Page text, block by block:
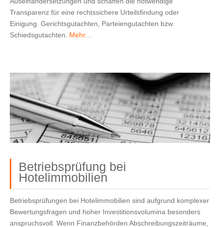
Transparenz für eine rechtssichere Urteilsfindung oder
Einigung. Gerichtsgutachten, Parteiengutachten bzw.
Schiedsgutachten. Mehr...
Betriebsprüfung bei
Hotelimmobilien
Betriebsprüfungen bei Hotelimmobilien sind aufgrund komplexer
Bewertungsfragen und hoher Investitionsvolumina besonders
anspruchsvoll. Wenn Finanzbehörden Abschreibungszeiträume,